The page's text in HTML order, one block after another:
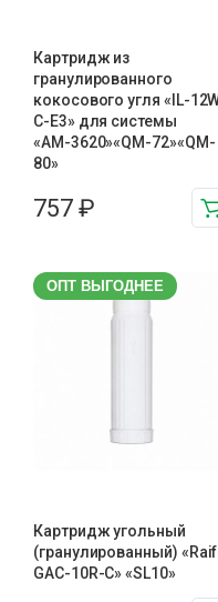
Картридж из
гранулированного
кокосового угля «IL-
C-E3» для системы
«АМ-3620»«QM-72»«QM-
80»
757 ₽
ОПТ ВЫГОДНЕЕ
Картридж угольный
(гранулированный)
GAC-10R-C» «SL10»